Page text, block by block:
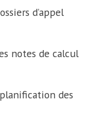
d’appel
notes de calcul
des